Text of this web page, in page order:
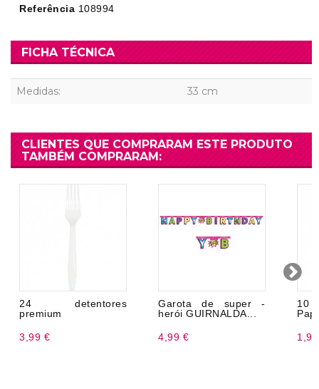
Referência 108994
FICHA TÉCNICA
Medidas: 33 cm
CLIENTES QUE COMPRARAM ESTE PRODUTO
TAMBÉM COMPRARAM:
24 detentores
premium
3,99 €
Garota de super -
herói GUIRNALDA...
4,99 €
10